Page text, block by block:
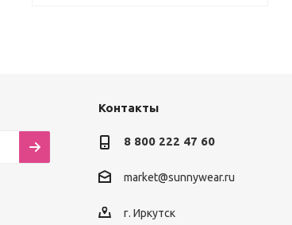
Контакты
8 800 222 47 60
market@sunnywear.ru
г. Иркутск